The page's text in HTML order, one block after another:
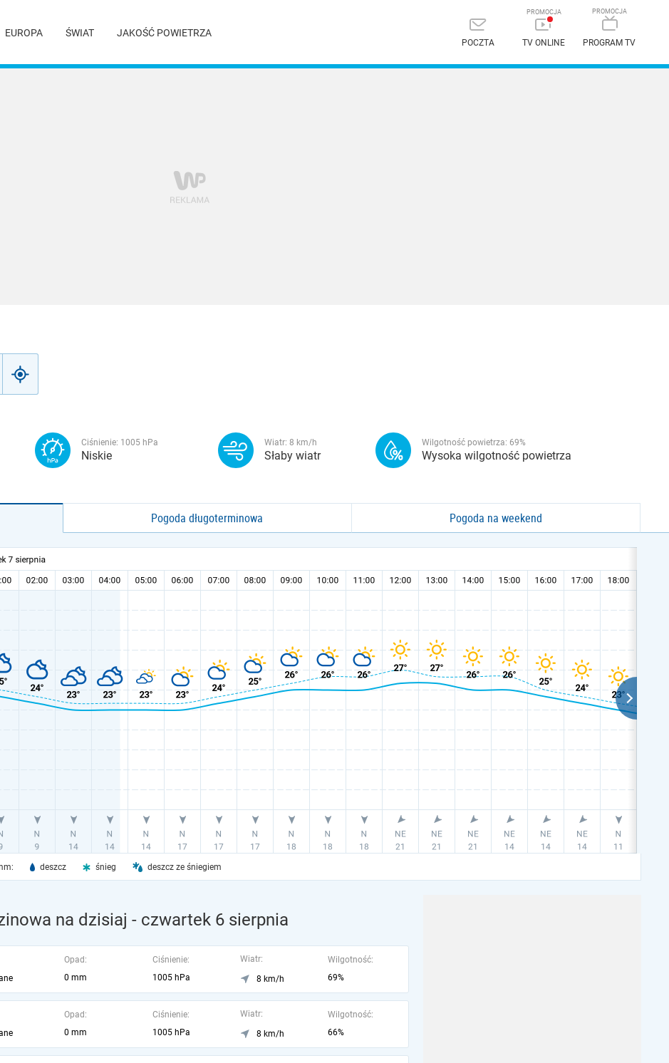
EUROPA ŚWIAT JAKOŚĆ POWIETRZA
POCZTA TV ONLINE PROGRAM TV
Ciśnienie: 1005 hPa
Niskie
Wiatr: 8 km/h
Słaby wiatr
Wilgotność powietrza: 69%
Wysoka wilgotność powietrza
Pogoda długoterminowa Pogoda na weekend
deszcz śnieg deszcz ze śniegiem
na dzisiaj - czwartek 6 sierpnia
Opad:
0 mm
Ciśnienie:
1005 hPa
Wiatr:
8 km/h
Wilgotność:
69%
Opad:
0 mm
Ciśnienie:
1005 hPa
Wiatr:
8 km/h
Wilgotność:
66%